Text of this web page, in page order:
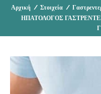
Αρχική / Στοιχεία /
ΗΠΑΤΟΛΟΓΟΣ